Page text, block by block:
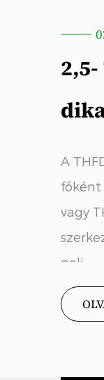
A
főként
vagy
poli...